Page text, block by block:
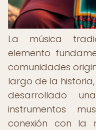
La música
elemento
comunidades
largo de la
desarrollado
instrumentos
conexión con la